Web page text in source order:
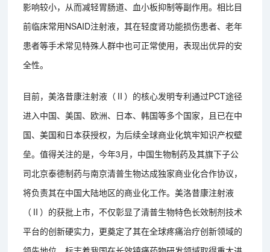
影响较小，从而减轻胃肠道、血小板抑制等副作用。相比目
前临床常用NSAID注射液，其在轻度肾功能损伤患者、老年
患者等手术常见特殊人群中也可正常使用，表现出优异的安
全性。
目前，美洛昔康注射液（Ⅱ）的核心发明专利通过PCT途径
进入中国、美国、欧洲、日本、韩国等多个国家，且已在中
国、美国和日本获授权，为后续全球商业化筑牢知识产权壁
垒。值得关注的是，今年3月，中国生物制药及其旗下子公
司北京泰德制药与南京清普生物达成独家商业化合作协议，
将负责其在中国大陆地区的商业化工作。美洛昔康注射液
（Ⅱ）的获批上市，不仅彰显了清普生物特色长效制剂技术
平台的创新硬实力，更奠定了其在全球疼痛治疗创新领域的